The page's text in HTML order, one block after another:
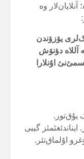
وە
یۆزۆندن
آللاە دؤنۆش
اۇنلارا
یۇق‌تور.
گیبی
اۇلماق‌تئر.